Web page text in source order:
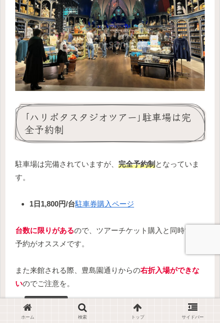
｢ハリポタスタジオツアー｣駐車場は完
全予約制
駐車場は完備されていますが、 完全予約制となっていま
す。
1日1,800円/台駐車券購入ページ
台数に限りがあるので、ツアーチケット購入と同時での
予約がオススメです。
また来館される際、豊島園通りからの右折入場ができな
いのでご注意を。
子供と行ってみた！｢湯あみの島・ナガシマ
スパーランド・なばなの里｣アメニティの種
ホーム 検索 トップ サイドバー